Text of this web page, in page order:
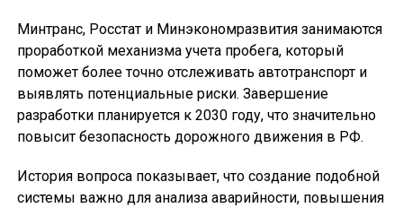
Минтранс, Росстат и Минэкономразвития занимаются
проработкой механизма учета пробега, который
поможет более точно отслеживать автотранспорт и
выявлять потенциальные риски. Завершение
разработки планируется к 2030 году, что значительно
повысит безопасность дорожного движения в РФ.
История вопроса показывает, что создание подобной
системы важно для анализа аварийности, повышения